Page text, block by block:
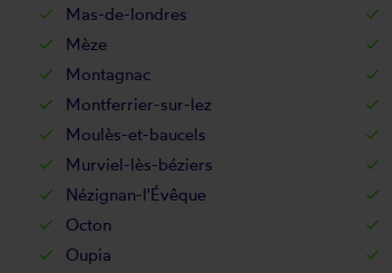
Mas-de-londres
Mèze
Montagnac
Montferrier-sur-lez
Moulès-et-baucels
Murviel-lès-béziers
Nézignan-l'Évêque
Octon
Oupia